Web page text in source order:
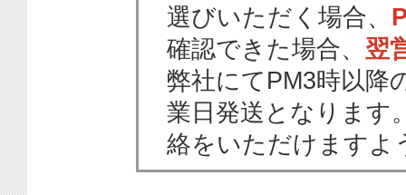
選びいただく場合、
確認できた場合、 翌
弊社にてPM3時以降
業日発送となります
絡をいただけますよ